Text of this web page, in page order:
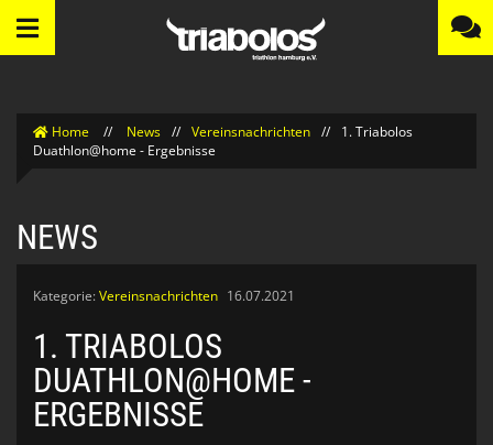
Home // News // Vereinsnachrichten //
1. Triabolos
Duathlon@home - Ergebnisse
NEWS
Kategorie:Vereinsnachrichten 16.07.2021
1. TRIABOLOS
DUATHLON@HOME -
ERGEBNISSE